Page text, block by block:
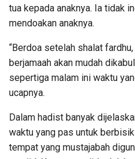
tua kepada anaknya. Ia tidak
mendoakan anaknya.
“Berdoa setelah shalat
berjamaah akan mudah
sepertiga malam ini waktu
ucapnya.
Dalam hadist banyak
waktu yang pas untuk
tempat yang mustajabah